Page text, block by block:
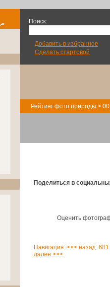
Поиск:
Добавить в избранное
Сделать стартовой
Рейтинг фото природы >
Поделиться в
Оценить
Навигация: <<< назад 681
далее >>>